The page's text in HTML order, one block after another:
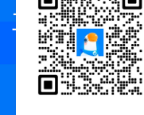
立即咨询，